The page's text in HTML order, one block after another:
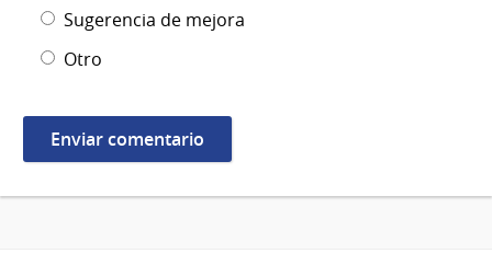
Sugerencia de mejora
Otro